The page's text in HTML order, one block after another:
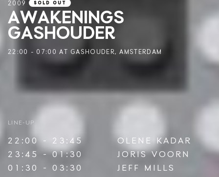
2009
SOLD OUT
AWAKENINGS
GASHOUDER
22:00 - 07:00 AT GASHOUDER, AMSTERDAM
LINE-UP
22:00 - 23:45
OLENE KADAR
23:45 - 01:30
JORIS VOORN
01:30 - 03:30
JEFF MILLS